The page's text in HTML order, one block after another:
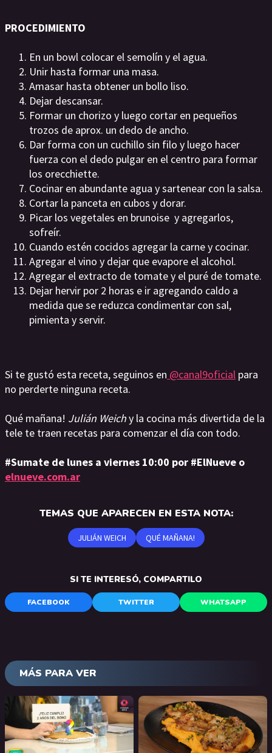
PROCEDIMIENTO
En un bowl colocar el semolín y el agua.
Unir hasta formar una masa.
Amasar hasta obtener un bollo liso.
Dejar descansar.
Formar un chorizo y luego cortar en pequeños
trozos de aprox. un dedo de ancho.
Dar forma con un cuchillo sin filo y luego hacer
fuerza con el dedo pulgar en el centro para formar
los orecchiette.
Cocinar en abundante agua y sartenear con la salsa.
Cortar la panceta en cubos y dorar.
Picar los vegetales en brunoise y agregarlos,
sofreír.
Cuando estén cocidos agregar la carne y cocinar.
Agregar el vino y dejar que evapore el alcohol.
Agregar el extracto de tomate y el puré de tomate.
Dejar hervir por 2 horas e ir agregando caldo a
medida que se reduzca condimentar con sal,
pimienta y servir.
Si te gustó esta receta, seguinos en @canal9oficial para
no perderte ninguna receta.
Qué mañana! Julián Weichy la cocina más divertida de la
tele te traen recetas para comenzar el día con todo.
#Sumate de lunes a viernes 10:00 por #ElNueve o
elnueve.com.ar
TEMAS QUE APARECEN EN ESTA NOTA:
JULIÁN WEICH QUÉ MAÑANA!
SI TE INTERESÓ, COMPARTILO
FACEBOOK TWITTER WHATSAPP
MÁS PARA VER